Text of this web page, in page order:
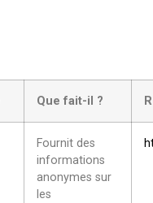
Que fait-il ?
Fournit des
informations
anonymes sur
les